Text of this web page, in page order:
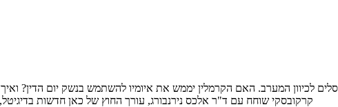
לכיוון המערב. האם הקרמלין יממש את איומיו להשתמש בנשק יום הדין?
קרקובסקי שוחח עם ד"ר אלכס נירנבורג, עורך החוץ של כאן חדשות בדיגיטל,